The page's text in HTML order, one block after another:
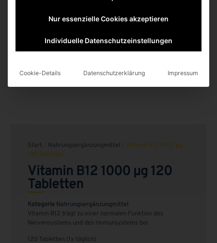
Start / Nahrungsergänzungmittel / Vitamin B12 1000 μg
120 Tabletten
Vitamin B12 1000 μg 120
Tabletten
Kategorie Nahrungsergänzungmittel
Vitamin B12 trägt zu einer normalen Funktion des
Nervensystems und des Immunsystems bei.
120 Tabletten (1x täglich)
Nur essenzielle Cookies akzeptieren
Individuelle Datenschutzeinstellungen
Cookie-Details Datenschutzerklärung Impressum